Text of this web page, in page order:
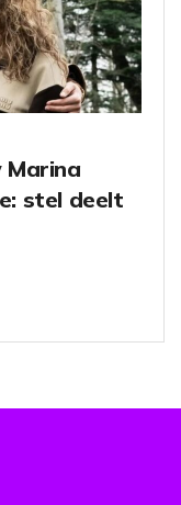
Marina
stel deelt